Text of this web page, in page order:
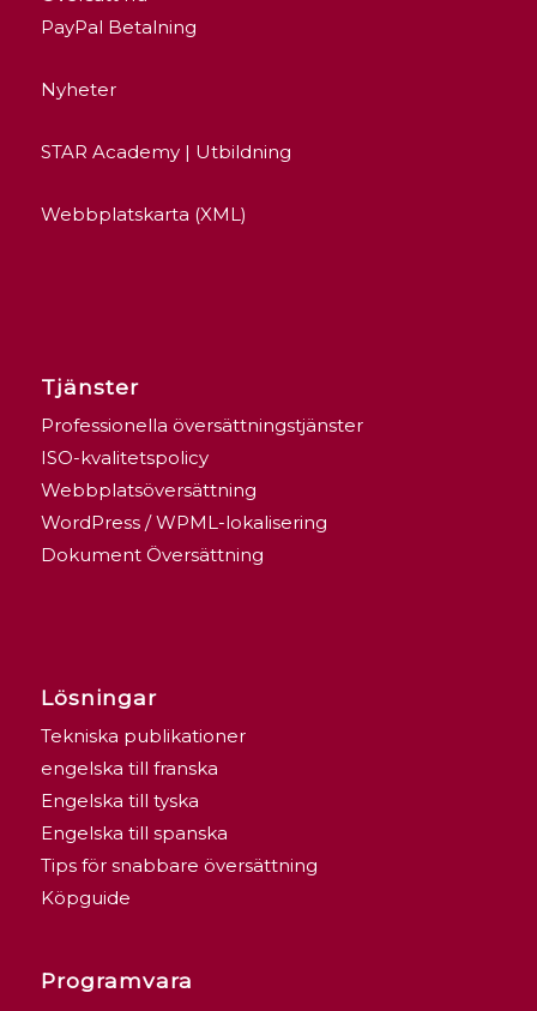
PayPal Betalning
Nyheter
STAR Academy | Utbildning
Webbplatskarta (XML)
Tjänster
Professionella översättningstjänster
ISO-kvalitetspolicy
Webbplatsöversättning
WordPress / WPML-lokalisering
Dokument Översättning
Lösningar
Tekniska publikationer
engelska till franska
Engelska till tyska
Engelska till spanska
Tips för snabbare översättning
Köpguide
Programvara